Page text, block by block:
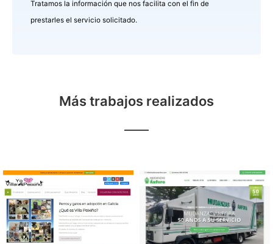
Tratamos la información que nos facilita con el fin de
prestarles el servicio solicitado.
Más trabajos realizados